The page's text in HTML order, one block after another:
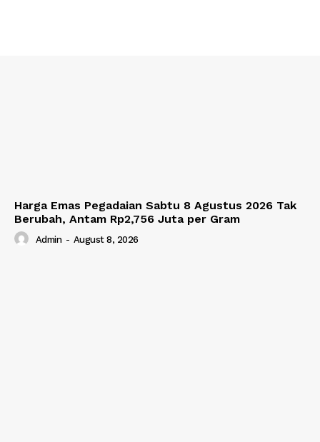
Harga Emas Pegadaian Sabtu 8 Agustus 2026 Tak
Berubah, Antam Rp2,756 Juta per Gram
Admin - August 8, 2026